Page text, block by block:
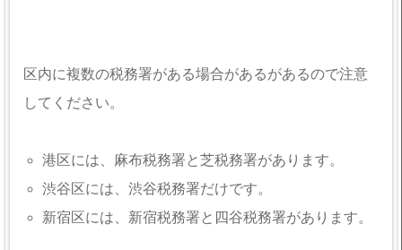
区内に複数の税務署がある場合があるがあるので注意
してください。
港区には、麻布税務署と芝税務署があります。
渋谷区には、渋谷税務署だけです。
新宿区には、新宿税務署と四谷税務署があります。